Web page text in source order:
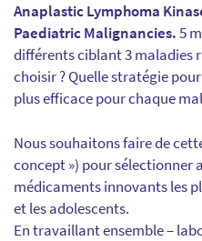
Anaplastic Lymphoma
Paediatric Malignancies.5
différents ciblant 3 maladies
choisir ? Quelle stratégie
plus efficace pour chaque
Nous souhaitons faire de
concept ») pour sélectionner
médicaments innovants les
et les adolescents.
En travaillant ensemble –